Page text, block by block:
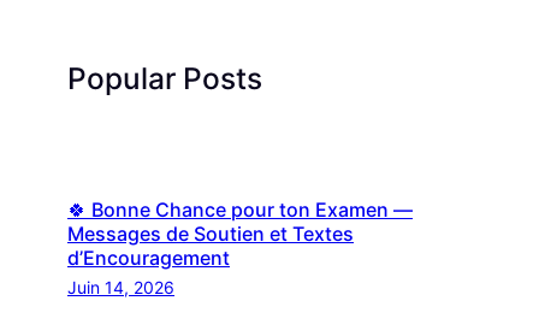
Popular Posts
🍀 Bonne Chance pour ton Examen —
Messages de Soutien et Textes
d’Encouragement
Juin 14, 2026